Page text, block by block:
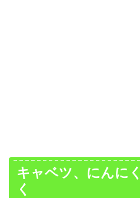
キャベツ、にんに
く